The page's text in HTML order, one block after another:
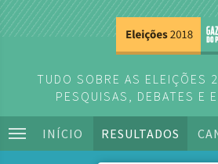
TUDO SOBRE AS ELEIÇÕES
PESQUISAS, DEBATES E
INÍCIO RESULTADOS